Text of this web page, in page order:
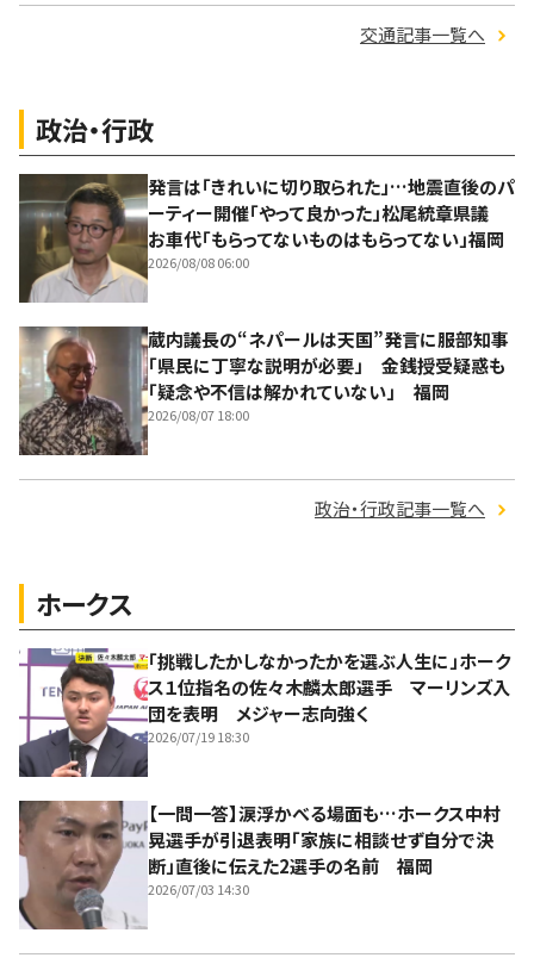
交通記事一覧へ
政治・行政
発言は「きれいに切り取られた」…地震直後のパ
ーティー開催「やって良かった」松尾統章県議
お車代「もらってないものはもらってない」福岡
2026/08/08 06:00
蔵内議長の“ネパールは天国”発言に服部知事
「県民に丁寧な説明が必要」 金銭授受疑惑も
「疑念や不信は解かれていない」 福岡
2026/08/07 18:00
政治・行政記事一覧へ
ホークス
「挑戦したかしなかったかを選ぶ人生に」ホーク
ス１位指名の佐々木麟太郎選手 マーリンズ入
団を表明 メジャー志向強く
2026/07/19 18:30
【一問一答】涙浮かべる場面も…ホークス中村
晃選手が引退表明「家族に相談せず自分で決
断」直後に伝えた2選手の名前 福岡
2026/07/03 14:30